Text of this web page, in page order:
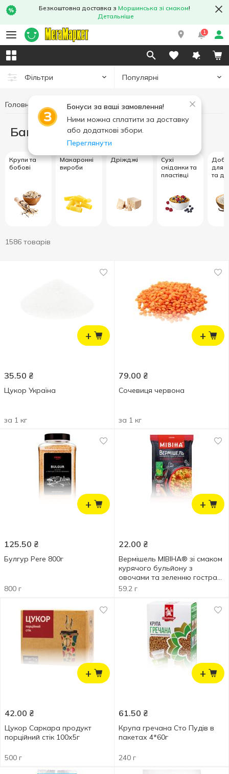
Безкоштовна доставка з Моршинська зі смаком!
Детальніше
1
Фільтри Популярні
Бонуси за ваші замовлення!
Ними можна сплатити за доставку
або додаткові збори.
Переглянути
Головна Бакалія
Бакалія
Крупи та
бобові
Макаронні
вироби
Дріжджі
Сухі
сніданки та
пластівці
для
та
1586 товарів
+
35.50 ₴
Цукор Україна
за 1 кг
+
79.00 ₴
Сочевиця червона
за 1 кг
+
125.50 ₴
Булгур Pere 800г
800 г
+
22.00 ₴
Вермішель МІВІНА® зі смаком
курячого бульйону з
овочами та зеленню гостра
59,2г
59.2 г
+
42.00 ₴
Цукор Саркара продукт
порційний стік 100х5г
500 г
+
61.50 ₴
Крупа гречана Сто Пудів в
пакетах 4*60г
240 г